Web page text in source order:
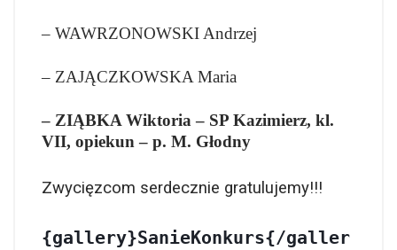
– WAWRZONOWSKI Andrzej
– ZAJĄCZKOWSKA Maria
– ZIĄBKA Wiktoria – SP Kazimierz, kl.
VII, opiekun – p. M. Głodny
Zwycięzcom serdecznie gratulujemy!!!
{gallery}SanieKonkurs{/galler